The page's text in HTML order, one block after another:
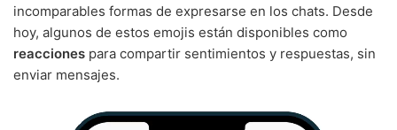
incomparables formas de expresarse en los chats. Desde
hoy, algunos de estos emojis están disponibles como
reacciones para compartir sentimientos y respuestas, sin
enviar mensajes.